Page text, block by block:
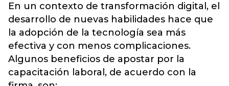
En un contexto de transformación digital, el
desarrollo de nuevas habilidades hace que
la adopción de la tecnología sea más
efectiva y con menos complicaciones.
Algunos beneficios de apostar por la
capacitación laboral, de acuerdo con la